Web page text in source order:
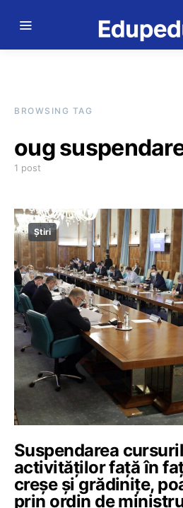
BROWSING TAG
oug
1 post
Știri
Suspendarea
activităților față în
creșe și grădinițe,
prin ordin de